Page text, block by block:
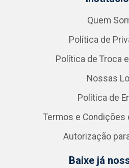
Quem
Política de
Política de Troca
Nossas
Política de
Termos e Condições
Autorização
Baixe já